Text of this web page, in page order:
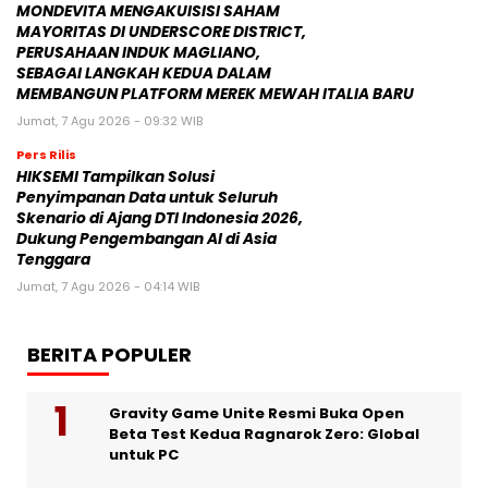
MONDEVITA MENGAKUISISI SAHAM
MAYORITAS DI UNDERSCORE DISTRICT,
PERUSAHAAN INDUK MAGLIANO,
SEBAGAI LANGKAH KEDUA DALAM
MEMBANGUN PLATFORM MEREK MEWAH ITALIA BARU
Jumat, 7 Agu 2026 - 09:32 WIB
Pers Rilis
HIKSEMI Tampilkan Solusi
Penyimpanan Data untuk Seluruh
Skenario di Ajang DTI Indonesia 2026,
Dukung Pengembangan AI di Asia
Tenggara
Jumat, 7 Agu 2026 - 04:14 WIB
BERITA POPULER
Gravity Game Unite Resmi Buka Open
Beta Test Kedua Ragnarok Zero: Global
untuk PC